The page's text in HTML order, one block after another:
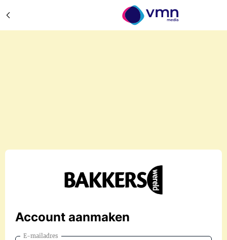
Account aanmaken
E-mailadres